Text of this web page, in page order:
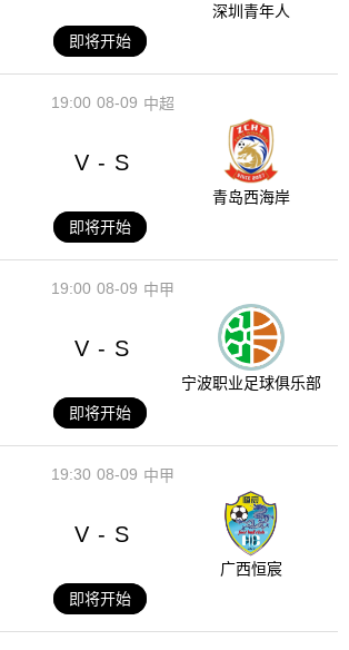
深圳青年人
即将开始
08-09
19:00 中超
V - S
青岛西海岸
即将开始
08-09
19:00 中甲
V - S
宁波职业足球俱乐部
即将开始
08-09
19:30 中甲
V - S
广西恒宸
即将开始